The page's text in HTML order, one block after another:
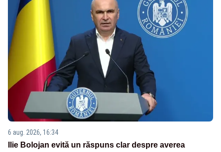
6 aug. 2026, 16:34
Ilie Bolojan evită un răspuns clar despre averea